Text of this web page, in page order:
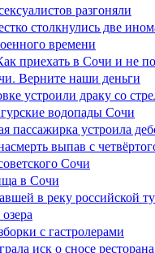
разгоняли
столкнулись две
времени
приехать в Сочи и не
Верните наши деньги
устроили драку со
водопады Сочи
пассажирка устроила
выпав с
Сочи
в Сочи
в реку российской
с гастролерами
иск о сносе